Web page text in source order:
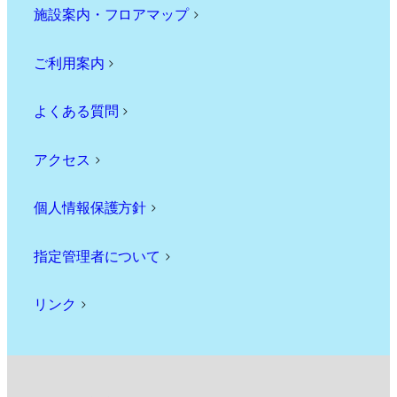
施設案内・フロアマップ>
ご利用案内 >
よくある質問 >
アクセス >
個人情報保護方針 >
指定管理者について >
リンク >